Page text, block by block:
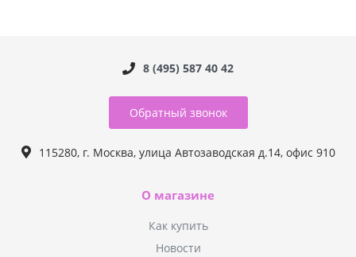
8 (495) 587 40 42
Обратный звонок
115280, г. Москва, улица Автозаводская д.14, офис 910
О магазине
Как купить
Новости